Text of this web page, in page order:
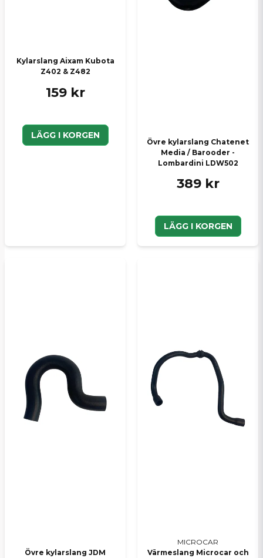
Kylarslang Aixam Kubota
Z402 & Z482
159 kr
LÄGG I KORGEN
Övre kylarslang Chatenet
Media / Barooder -
Lombardini LDW502
389 kr
LÄGG I KORGEN
Övre kylarslang JDM
MICROCAR
Värmeslang Microcar och